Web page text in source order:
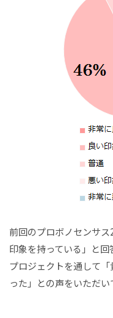
前回のプロボノセンサ
印象を持っている」と回
プロジェクトを通して
った」との声をいただい